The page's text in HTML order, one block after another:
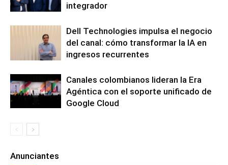
integrador
Dell Technologies impulsa el negocio
del canal: cómo transformar la IA en
ingresos recurrentes
Canales colombianos lideran la Era
Agéntica con el soporte unificado de
Google Cloud
Anunciantes